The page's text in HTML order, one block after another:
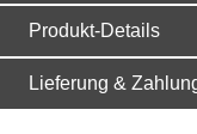
Produkt-Details
Lieferung &